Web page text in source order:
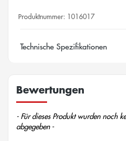
Produktnummer: 1016017
Technische Spezifikationen
Bewertungen
- Für dieses Produkt wurden noch
abgegeben -
New content loaded